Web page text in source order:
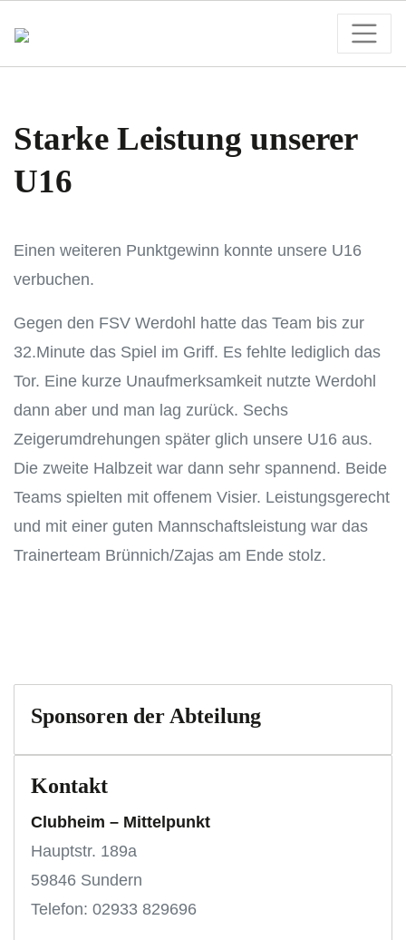
Starke Leistung unserer
U16
Einen weiteren Punktgewinn konnte unsere U16
verbuchen.
Gegen den FSV Werdohl hatte das Team bis zur
32.Minute das Spiel im Griff. Es fehlte lediglich das
Tor. Eine kurze Unaufmerksamkeit nutzte Werdohl
dann aber und man lag zurück. Sechs
Zeigerumdrehungen später glich unsere U16 aus.
Die zweite Halbzeit war dann sehr spannend. Beide
Teams spielten mit offenem Visier. Leistungsgerecht
und mit einer guten Mannschaftsleistung war das
Trainerteam Brünnich/Zajas am Ende stolz.
Sponsoren der Abteilung
Kontakt
Clubheim – Mittelpunkt
Hauptstr. 189a
59846 Sundern
Telefon: 02933 829696